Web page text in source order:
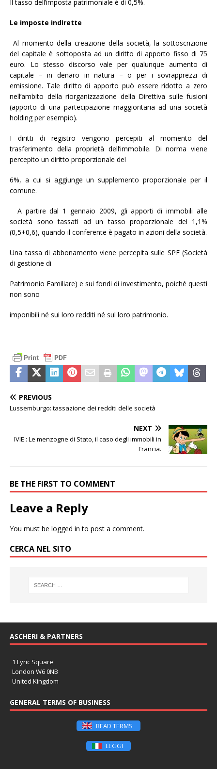
Il tasso dell’imposta patrimoniale è di 0,5%.
Le imposte indirette
Al momento della creazione della società, la sottoscrizione
del capitale è sottoposta ad un diritto di apporto fisso di 75
euro. Lo stesso discorso vale per qualunque aumento di
capitale – in denaro in natura – o per i sovrapprezzi di
emissione. Tale diritto di apporto può essere ridotto a zero
nell’ambito della riorganizzazione della Direttiva sulle fusioni
(apporto di una partecipazione maggioritaria ad una società
holding per esempio).
I diritti di registro vengono percepiti al momento del
trasferimento della proprietà dell’immobile. Di norma viene
percepito un diritto proporzionale del
6%, a cui si aggiunge un supplemento proporzionale per il
comune.
A partire dal 1 gennaio 2009, gli apporti di immobili alle
società sono tassati ad un tasso proporzionale del 1,1%
(0,5+0,6), quando il conferente è pagato in azioni della società.
Una tassa di abbonamento viene percepita sulle SPF (Società
di gestione di
Patrimonio Familiare) e sui fondi di investimento, poiché questi
non sono
imponibili né sui loro redditi né sul loro patrimonio.
PREVIOUS
Lussemburgo: tassazione dei redditi delle società
NEXT
IVIE : Le menzogne di Stato, il caso degli immobili in
Francia.
BE THE FIRST TO COMMENT
Leave a Reply
You must be logged in to post a comment.
CERCA NEL SITO
ASCHERI & PARTNERS
1 Lyric Square
London W6 0NB
United Kingdom
GENERAL TERMS OF BUSINESS
READ TERMS
LEGGI